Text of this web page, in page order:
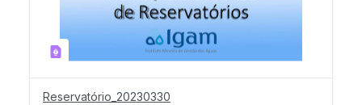
Reservatório_20230330